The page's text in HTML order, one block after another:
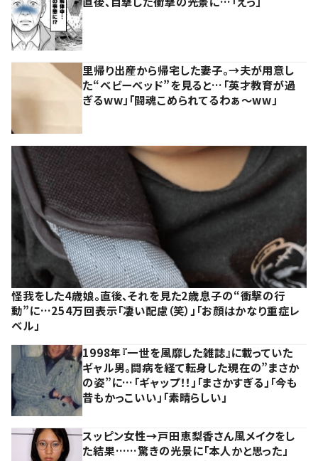
里帰り出産から帰宅した妻子。→夫が用意し
た“ベビーベッド”を見ると…「英才教育が過
ぎるww」「闘魂こめられてるわぁ～ww」
怪我をした4歳娘。直後、それを見た2歳息子の“衝撃の行
動”に…254万回表示「凄い配慮（笑）」「お顔はかなり重症レ
ベル」
1998年『一世を風靡した雑誌』に載っていた
ギャル男。闘病を経て転身した現在の”まさか
の姿”に…「ギャップ！！」「まさかすぎる」「今も
昔もかっこいい」「素晴らしい」
スッピン女性→戸田恵梨香さん風メイクをし
た結果……驚きの光景に「本人かと思った」